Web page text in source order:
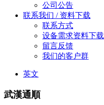
公司公告
联系我们 / 资料下载
联系方式
设备需求资料下载
留言反馈
我们的客户群
英文
武漢通順